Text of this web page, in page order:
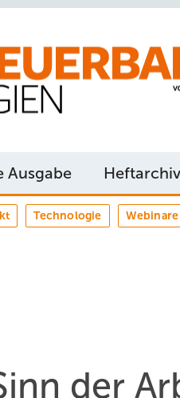
Ausgabe Heftarchiv
Technologie Webinare
der